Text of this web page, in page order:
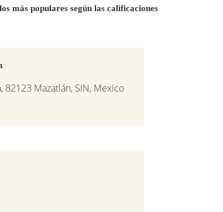
más populares según las calificaciones
82123 Mazatlán, SIN, Mexico